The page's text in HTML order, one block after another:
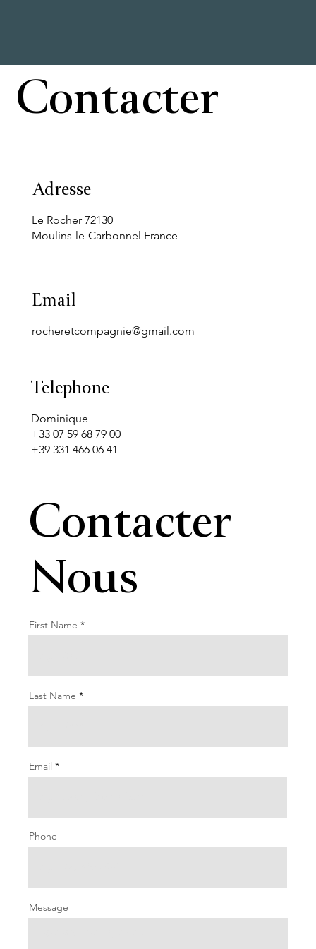
Contacter
Adresse
Le Rocher 72130
Moulins-le-Carbonnel France
Email
rocheretcompagnie@gmail.com
Telephone
Dominique
+33 07 59 68 79 00
+39 331 466 06 41
Contacter
Nous
First Name
Last Name
Email
Phone
Message